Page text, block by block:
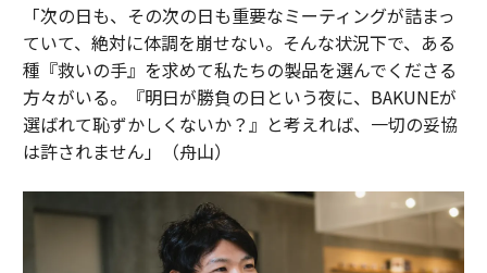
「次の日も、その次の日も重要なミーティングが詰まっ
ていて、絶対に体調を崩せない。そんな状況下で、ある
種『救いの手』を求めて私たちの製品を選んでくださる
方々がいる。『明日が勝負の日という夜に、BAKUNEが
選ばれて恥ずかしくないか？』と考えれば、一切の妥協
は許されません」（舟山）